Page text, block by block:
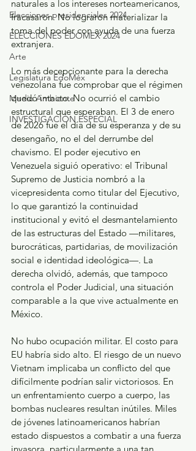
Elecciones presidenciales 2024
ELECCIONES EDOMEX 2024
Arte
Legislatura EdoMéx
Medio Ambiente
INVESTIGACIÓN ESPECIAL
naturales a los intereses norteamericanos,
fracasaron. No lograron materializar la
toma del poder con ayuda de una fuerza
extranjera.
Lo más decepcionante para la derecha
venezolana fue comprobar que el régimen
quedó intacto. No ocurrió el cambio
estructural que esperaban. El 3 de enero
de 2026 fue el día de su esperanza y de su
desengaño, no el del derrumbe del
chavismo. El poder ejecutivo en
Venezuela siguió operativo: el Tribunal
Supremo de Justicia nombró a la
vicepresidenta como titular del Ejecutivo,
lo que garantizó la continuidad
institucional y evitó el desmantelamiento
de las estructuras del Estado —militares,
burocráticas, partidarias, de movilización
social e identidad ideológica—. La
derecha olvidó, además, que tampoco
controla el Poder Judicial, una situación
comparable a la que vive actualmente en
México.
No hubo ocupación militar. El costo para
EU habría sido alto. El riesgo de un nuevo
Vietnam implicaba un conflicto del que
difícilmente podrían salir victoriosos. En
un enfrentamiento cuerpo a cuerpo, las
bombas nucleares resultan inútiles. Miles
de jóvenes latinoamericanos habrían
estado dispuestos a combatir a una fuerza
invasora, particularmente a una tan